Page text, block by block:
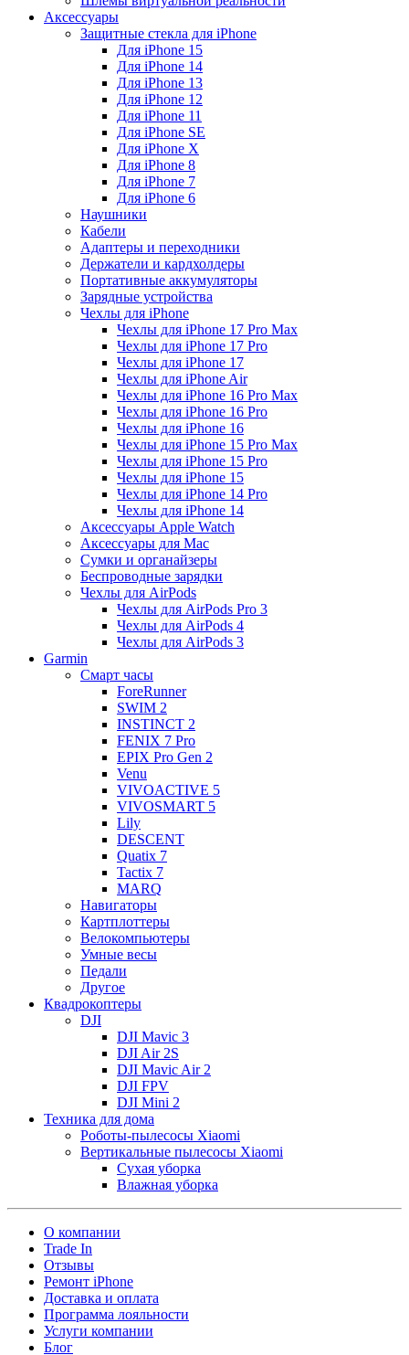
Аксессуары
Защитные стекла для iPhone
Для iPhone 15
Для iPhone 14
Для iPhone 13
Для iPhone 12
Для iPhone 11
Для iPhone SE
Для iPhone X
Для iPhone 8
Для iPhone 7
Для iPhone 6
Наушники
Кабели
Адаптеры и переходники
Держатели и кардхолдеры
Портативные аккумуляторы
Зарядные устройства
Чехлы для iPhone
Чехлы для iPhone 17 Pro Max
Чехлы для iPhone 17 Pro
Чехлы для iPhone 17
Чехлы для iPhone Air
Чехлы для iPhone 16 Pro Max
Чехлы для iPhone 16 Pro
Чехлы для iPhone 16
Чехлы для iPhone 15 Pro Max
Чехлы для iPhone 15 Pro
Чехлы для iPhone 15
Чехлы для iPhone 14 Pro
Чехлы для iPhone 14
Аксессуары Apple Watch
Аксессуары для Mac
Сумки и органайзеры
Беспроводные зарядки
Чехлы для AirPods
Чехлы для AirPods Pro 3
Чехлы для AirPods 4
Чехлы для AirPods 3
Garmin
Смарт часы
ForeRunner
SWIM 2
INSTINCT 2
FENIX 7 Pro
EPIX Pro Gen 2
Venu
VIVOACTIVE 5
VIVOSMART 5
Lily
DESCENT
Quatix 7
Tactix 7
MARQ
Навигаторы
Картплоттеры
Велокомпьютеры
Умные весы
Педали
Другое
Квадрокоптеры
DJI
DJI Mavic 3
DJI Air 2S
DJI Mavic Air 2
DJI FPV
DJI Mini 2
Техника для дома
Роботы-пылесосы Xiaomi
Вертикальные пылесосы Xiaomi
Сухая уборка
Влажная уборка
О компании
Trade In
Отзывы
Ремонт iPhone
Доставка и оплата
Программа лояльности
Услуги компании
Блог